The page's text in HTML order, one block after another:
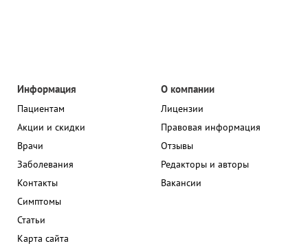
Информация
Пациентам
Акции и скидки
Врачи
Заболевания
Контакты
Симптомы
Статьи
Карта сайта
О компании
Лицензии
Правовая информация
Отзывы
Редакторы и авторы
Вакансии